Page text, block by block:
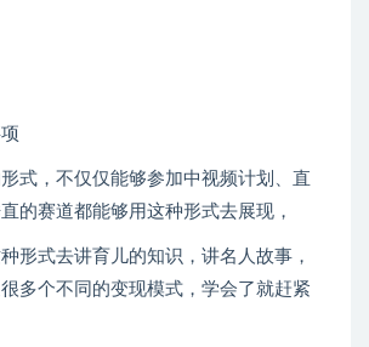
式，不仅仅能够参加中视频计划、直
的赛道都能够用这种形式去展现，
形式去讲育儿的知识，讲名人故事，
多个不同的变现模式，学会了就赶紧